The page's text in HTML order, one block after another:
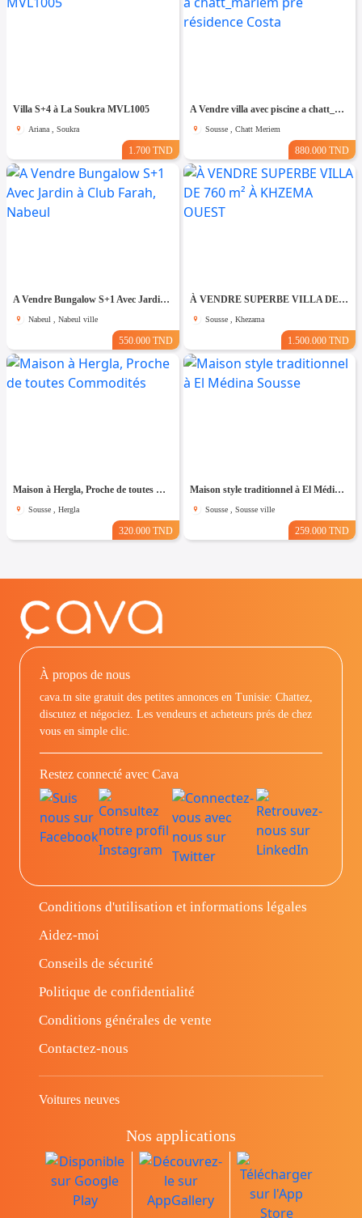
Villa S+4 à La Soukra MVL1005
Ariana , Soukra
1.700 TND
A Vendre villa avec piscine a chatt_mariem pré résidence Costa
Sousse , Chatt Meriem
880.000 TND
A Vendre Bungalow S+1 Avec Jardin à Club Farah, Nabeul
Nabeul , Nabeul ville
550.000 TND
À VENDRE SUPERBE VILLA DE 760 m² À KHZEMA OUEST
Sousse , Khezama
1.500.000 TND
Maison à Hergla, Proche de toutes Commodités
Sousse , Hergla
320.000 TND
Maison style traditionnel à El Médina Sousse
Sousse , Sousse ville
259.000 TND
À propos de nous
cava.tn site gratuit des petites annonces en Tunisie: Chattez,
discutez et négociez. Les vendeurs et acheteurs prés de chez
vous en simple clic.
Restez connecté avec Cava
Conditions d'utilisation et informations légales
Aidez-moi
Conseils de sécurité
Politique de confidentialité
Conditions générales de vente
Contactez-nous
Voitures neuves
Nos applications